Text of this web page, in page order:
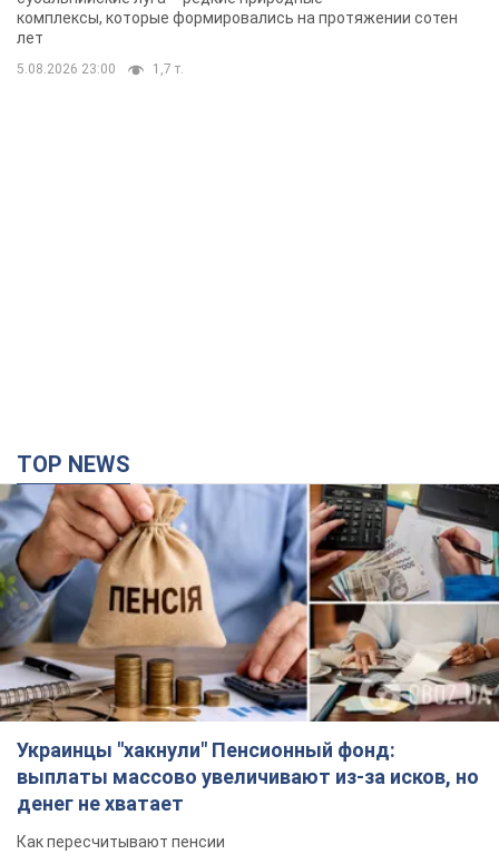
комплексы, которые формировались на протяжении сотен
лет
5.08.2026 23:00 1,7 т.
TOP NEWS
Украинцы "хакнули" Пенсионный фонд:
выплаты массово увеличивают из-за исков, но
денег не хватает
Как пересчитывают пенсии